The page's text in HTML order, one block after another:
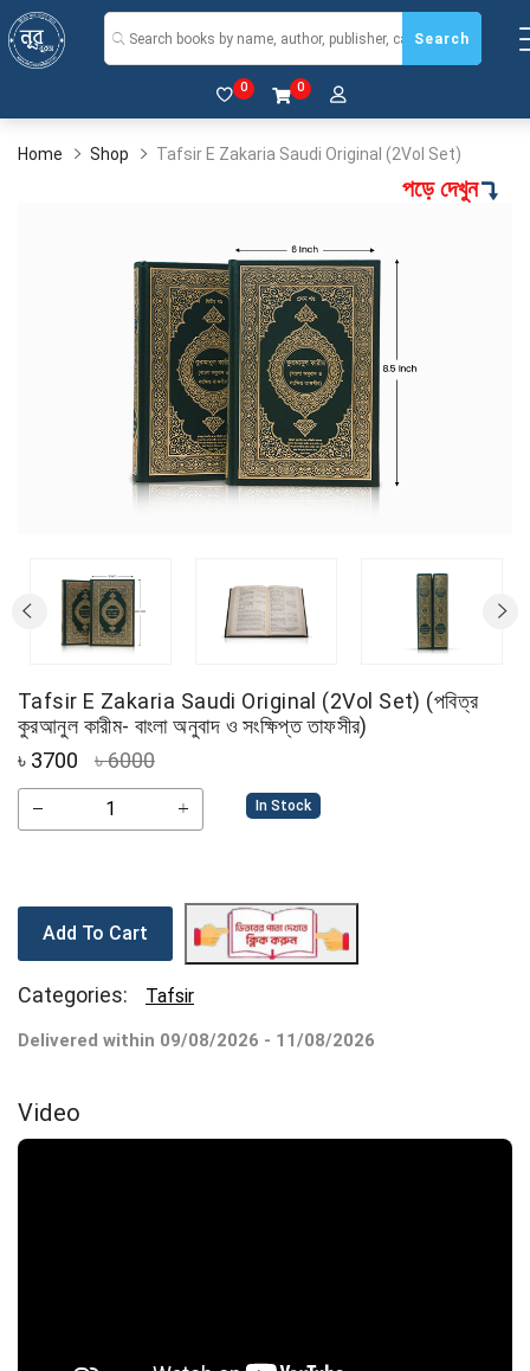
Search
0 0
Home Shop Tafsir E Zakaria Saudi Original (2Vol Set)
পড়ে দেখুন
Tafsir E Zakaria Saudi Original (2Vol Set) (পবিত্র
কুরআনুল কারীম- বাংলা অনুবাদ ও সংক্ষিপ্ত তাফসীর)
৳ 3700 ৳ 6000
In Stock
Add To Cart
Categories: Tafsir
Delivered within 09/08/2026 - 11/08/2026
Video